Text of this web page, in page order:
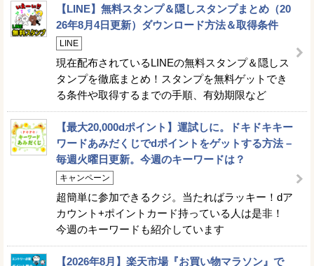
【LINE】無料スタンプ＆隠しスタンプまとめ（20
26年8月4日更新）ダウンロード方法＆取得条件
LINE
現在配布されているLINEの無料スタンプ＆隠しス
タンプを徹底まとめ！スタンプを無料ゲットでき
る条件や取得するまでの手順、有効期限など
【最大20,000dポイント】運試しに。ドキドキキー
ワードあみだくじでdポイントをゲットする方法 –
毎週火曜日更新。今週のキーワードは？
キャンペーン
超簡単に参加できるクジ。当たればラッキー！dア
カウント+ポイントカード持っている人は是非！
今週のキーワードも紹介しています
【2026年8月】楽天市場『お買い物マラソン』で